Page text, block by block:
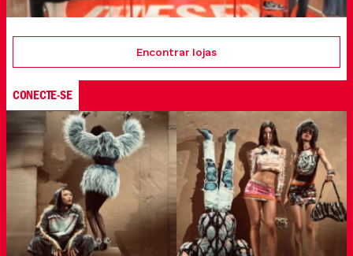
Encontrar lojas
CONECTE-SE